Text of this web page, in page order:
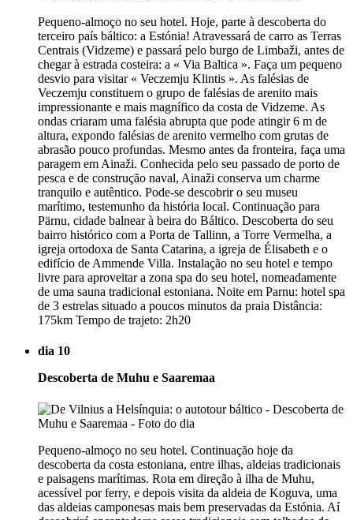
Pequeno-almoço no seu hotel. Hoje, parte à descoberta do
terceiro país báltico: a Estónia! Atravessará de carro as Terras
Centrais (Vidzeme) e passará pelo burgo de Limbaži, antes de
chegar à estrada costeira: a « Via Baltica ». Faça um pequeno
desvio para visitar « Veczemju Klintis ». As falésias de
Veczemju constituem o grupo de falésias de arenito mais
impressionante e mais magnífico da costa de Vidzeme. As
ondas criaram uma falésia abrupta que pode atingir 6 m de
altura, expondo falésias de arenito vermelho com grutas de
abrasão pouco profundas. Mesmo antes da fronteira, faça uma
paragem em Ainaži. Conhecida pelo seu passado de porto de
pesca e de construção naval, Ainaži conserva um charme
tranquilo e autêntico. Pode-se descobrir o seu museu
marítimo, testemunho da história local. Continuação para
Pärnu, cidade balnear à beira do Báltico. Descoberta do seu
bairro histórico com a Porta de Tallinn, a Torre Vermelha, a
igreja ortodoxa de Santa Catarina, a igreja de Élisabeth e o
edifício de Ammende Villa. Instalação no seu hotel e tempo
livre para aproveitar a zona spa do seu hotel, nomeadamente
de uma sauna tradicional estoniana. Noite em Parnu: hotel spa
de 3 estrelas situado a poucos minutos da praia Distância:
175km Tempo de trajeto: 2h20
dia 10
Descoberta de Muhu e Saaremaa
Pequeno-almoço no seu hotel. Continuação hoje da
descoberta da costa estoniana, entre ilhas, aldeias tradicionais
e paisagens marítimas. Rota em direção à ilha de Muhu,
acessível por ferry, e depois visita da aldeia de Koguva, uma
das aldeias camponesas mais bem preservadas da Estónia. Aí